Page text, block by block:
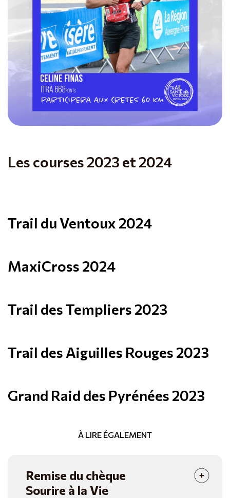
Les courses 2023 et 2024
Trail du Ventoux 2024
MaxiCross 2024
Trail des Templiers 2023
Trail des Aiguilles Rouges 2023
Grand Raid des Pyrénées 2023
À LIRE ÉGALEMENT
Remise du chèque
Sourire à la Vie